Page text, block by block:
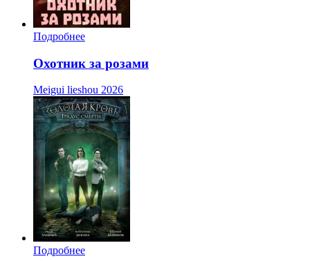
Подробнее
Охотник за розами
Meigui lieshou 2026
Подробнее